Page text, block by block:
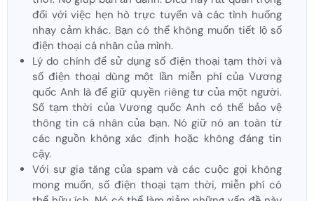
đối với việc hẹn hò trực tuyến và các tình huống
nhạy cảm khác. Bạn có thể không muốn tiết lộ số
điện thoại cá nhân của mình.
Lý do chính để sử dụng số điện thoại tạm thời và
số điện thoại dùng một lần miễn phí của Vương
quốc Anh là để giữ quyền riêng tư của một người.
Số tạm thời của Vương quốc Anh có thể bảo vệ
thông tin cá nhân của bạn. Nó giữ nó an toàn từ
các nguồn không xác định hoặc không đáng tin
cậy.
Với sự gia tăng của spam và các cuộc gọi không
mong muốn, số điện thoại tạm thời, miễn phí có